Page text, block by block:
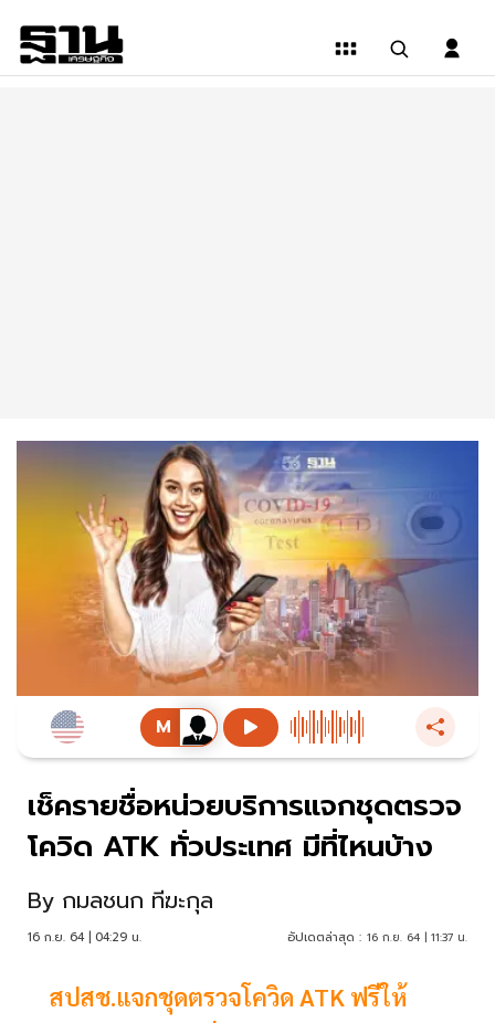
เช็ครายชื่อหน่วยบริการแจกชุดตรวจ
โควิด ATK ทั่วประเทศ มีที่ไหนบ้าง
By กมลชนก ทีฆะกุล
16 ก.ย. 64 | 04:29 น. อัปเดตล่าสุด : 16 ก.ย. 64 | 11:37 น.
สปสช.แจกชุดตรวจโควิด ATK ฟรีให้